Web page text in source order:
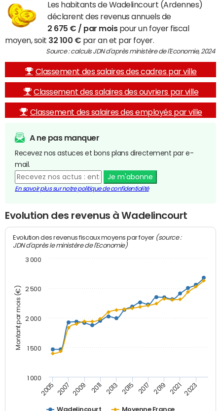
Les habitants de Wadelincourt (Ardennes)
déclarent des revenus annuels de
2 675 € / par moispour un foyer fiscal
moyen, soit 32 100 € par an et par foyer.
Source : calculs JDN d'après ministère de l'Economie, 2024
Classement des salaires des cadres par ville
Classement des salaires des ouvriers par ville
Classement des salaires des employés par ville
A ne pas manquer
Recevez nos astuces et bons plans directement par e-
mail.
Je m'abonne
En savoir plus sur notre politique de confidentialité
Evolution des revenus à Wadelincourt
Montant par mois (€)
Evolution des revenus fiscaux moyens par foyer (source :
JDN d'après le ministère de l'Economie)
Wadelincourt
2005 2007 2009 2011 2013 2015 2017 2019 2021 2023
1 000
1 500
2 000
2 500
3 000